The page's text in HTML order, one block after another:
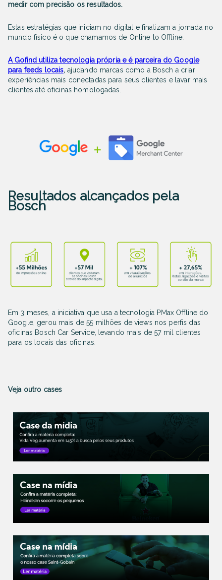
medir com precisão os resultados.
Estas estratégias que iniciam no digital e finalizam a jornada no
mundo físico é o que chamamos de Online to Offline.
A Gofind utiliza tecnologia própria e é parceira do Google
para feeds locais, ajudando marcas como a Bosch a criar
experiências mais conectadas para seus clientes e lavar mais
clientes até oficinas homologadas.
Resultados alcançados pela
Bosch
Em 3 meses, a iniciativa que usa a tecnologia PMax Offline do
Google, gerou mais de 55 milhões de views nos perfis das
oficinas Bosch Car Service, levando mais de 57 mil clientes
para os locais das oficinas.
Veja outro cases